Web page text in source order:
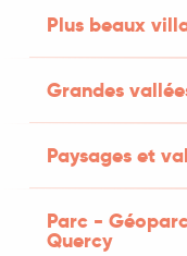
Plus beaux
Grandes
Paysages et
Parc -
Quercy
46500